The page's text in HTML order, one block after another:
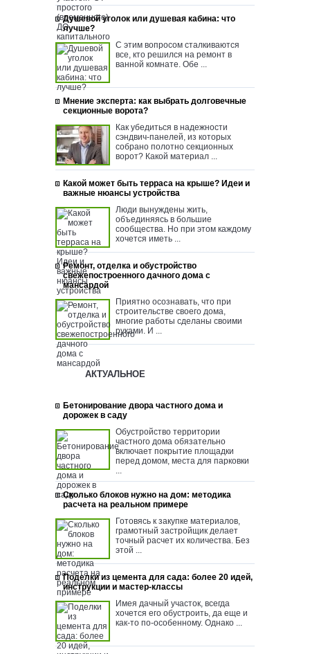
Душевой уголок или душевая кабина: что
лучше?
С этим вопросом сталкиваются
все, кто решился на ремонт в
ванной комнате. Обе ...
Мнение эксперта: как выбрать долговечные
секционные ворота?
Как убедиться в надежности
сэндвич-панелей, из которых
собрано полотно секционных
ворот? Какой материал ...
Какой может быть терраса на крыше? Идеи и
важные нюансы устройства
Люди вынуждены жить,
объединяясь в большие
сообщества. Но при этом каждому
хочется иметь ...
Ремонт, отделка и обустройство
свежепостроенного дачного дома с
мансардой
Приятно осознавать, что при
строительстве своего дома,
многие работы сделаны своими
руками. И ...
АКТУАЛЬНОЕ
Бетонирование двора частного дома и
дорожек в саду
Обустройство территории
частного дома обязательно
включает покрытие площадки
перед домом, места для парковки
...
Сколько блоков нужно на дом: методика
расчета на реальном примере
Готовясь к закупке материалов,
грамотный застройщик делает
точный расчет их количества. Без
этой ...
Поделки из цемента для сада: более 20 идей,
инструкции и мастер-классы
Имея дачный участок, всегда
хочется его обустроить, да еще и
как-то по-особенному. Однако ...